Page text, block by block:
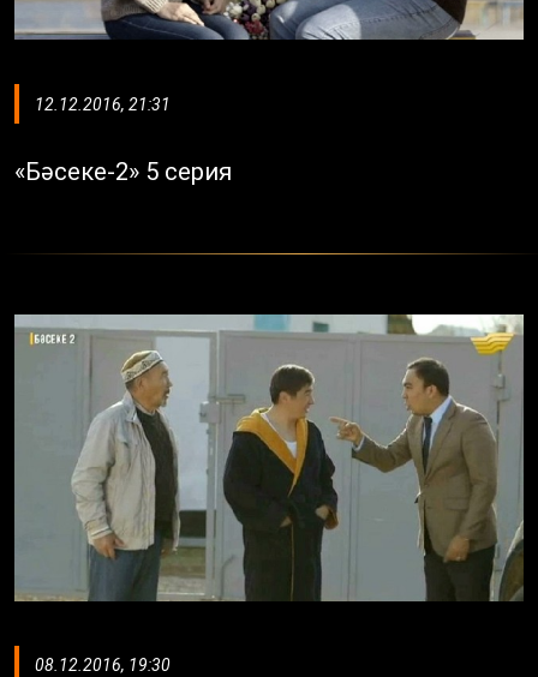
12.12.2016, 21:31
«Бәсеке-2» 5 серия
08.12.2016, 19:30